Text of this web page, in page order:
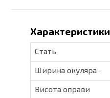
Характеристики
Стать
Ширина окуляра -
Висота оправи